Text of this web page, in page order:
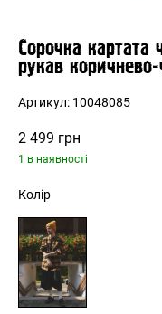
Сорочка картата
рукав коричнево-
2 499 грн
1 в наявності
Артикул: 10048085
Колір